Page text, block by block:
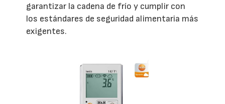
garantizar la cadena de frío y cumplir con
los estándares de seguridad alimentaria más
exigentes.